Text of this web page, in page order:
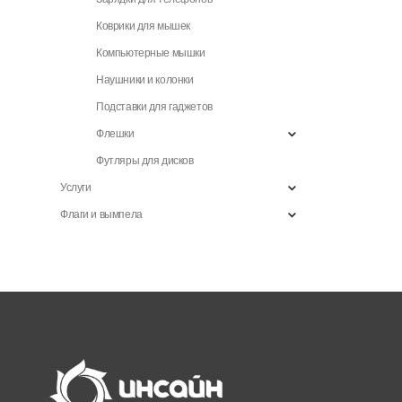
Коврики для мышек
Компьютерные мышки
Наушники и колонки
Подставки для гаджетов
Флешки
Футляры для дисков
Услуги
Флаги и вымпела